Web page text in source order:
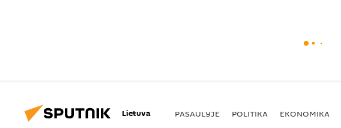
Lietuva PASAULYJE POLITIKA EKONOMIKA